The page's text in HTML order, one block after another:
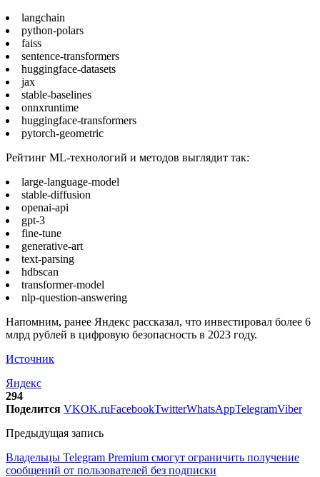
langchain
python-polars
faiss
sentence-transformers
huggingface-datasets
jax
stable-baselines
onnxruntime
huggingface-transformers
pytorch-geometric
Рейтинг ML-технологий и методов выглядит так:
large-language-model
stable-diffusion
openai-api
gpt-3
fine-tune
generative-art
text-parsing
hdbscan
transformer-model
nlp-question-answering
Напомним, ранее Яндекс рассказал, что инвестировал более 6
млрд рублей в цифровую безопасность в 2023 году.
Источник
Яндекс
294
Поделится VKOK.ruFacebookTwitterWhatsAppTelegramViber
Предыдущая запись
Владельцы Telegram Premium смогут ограничить получение
сообщений от пользователей без подписки